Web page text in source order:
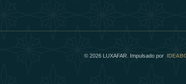
© 2026 LUXAFAR. Impulsado por